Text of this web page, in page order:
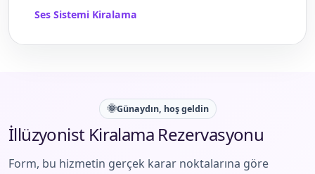
Ses Sistemi Kiralama
🌞Günaydın, hoş geldin
İllüzyonist Kiralama Rezervasyonu
Form, bu hizmetin gerçek karar noktalarına göre